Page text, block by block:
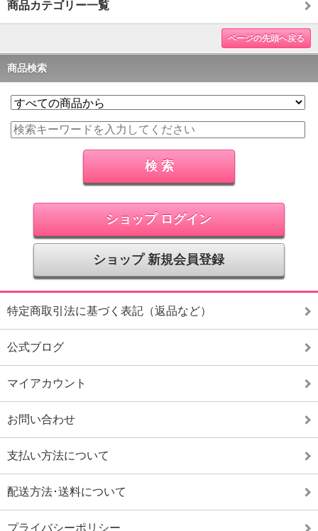
商品カテゴリー一覧
ページの先頭へ戻る
商品検索
ショップ ログイン
ショップ 新規会員登録
特定商取引法に基づく表記（返品など）
公式ブログ
マイアカウント
お問い合わせ
支払い方法について
配送方法･送料について
プライバシーポリシー